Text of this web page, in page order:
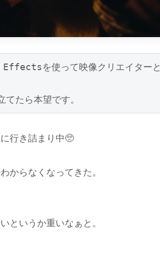
を使って映像クリエイターと
たら本望です。
行き詰まり中🥺
からなくなってきた。
というか重いなぁと。